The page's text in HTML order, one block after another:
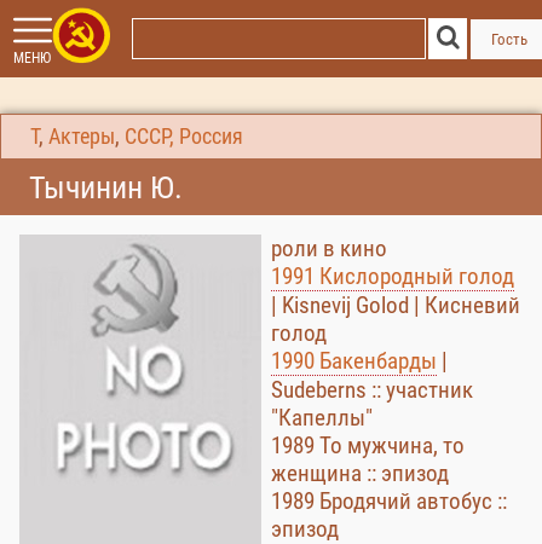
МЕНЮ
Гость
Т, Актеры, СССР, Россия
Тычинин Ю.
роли в кино
1991 Кислородный голод
| Kisnevij Golod | Кисневий
голод
1990 Бакенбарды |
Sudeberns :: участник
"Капеллы"
1989 То мужчина, то
женщина :: эпизод
1989 Бродячий автобус ::
эпизод